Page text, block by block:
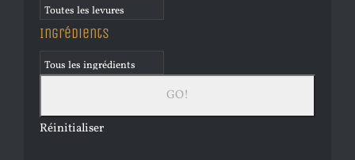
Ingrédients
Réinitialiser